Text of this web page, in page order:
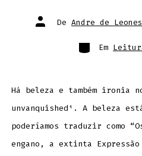
Autor
do De Andre de Leones
Categorias
Em
Há beleza e também ironia
unvanquished¹. A beleza
poderíamos traduzir como
engano, a extinta